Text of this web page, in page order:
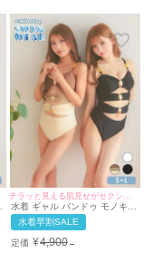
水着 ギャル バンドゥ モノキニ
シャーリング カットアウト ビ
キニ (ブラウン×ベージュ/早河
ルカ着用 ブラック/若林萌々着
用)
水着早割SALE
定価 ¥4,900→